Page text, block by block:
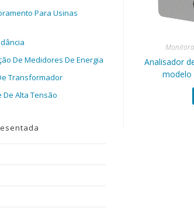
Analisador
modelo
Para Usinas
De Medidores De Energia
Transformador
De Alta Tensão